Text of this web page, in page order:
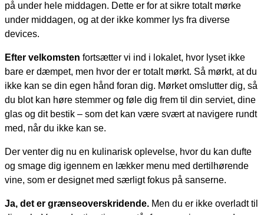
på under hele middagen. Dette er for at sikre totalt mørke
under middagen, og at der ikke kommer lys fra diverse
devices.
Efter velkomsten fortsætter vi ind i lokalet, hvor lyset ikke
bare er dæmpet, men hvor der er totalt mørkt. Så mørkt, at du
ikke kan se din egen hånd foran dig. Mørket omslutter dig, så
du blot kan høre stemmer og føle dig frem til din serviet, dine
glas og dit bestik – som det kan være svært at navigere rundt
med, når du ikke kan se.
Der venter dig nu en kulinarisk oplevelse, hvor du kan dufte
og smage dig igennem en lækker menu med dertilhørende
vine, som er designet med særligt fokus på sanserne.
Ja, det er grænseoverskridende. Men du er ikke overladt til